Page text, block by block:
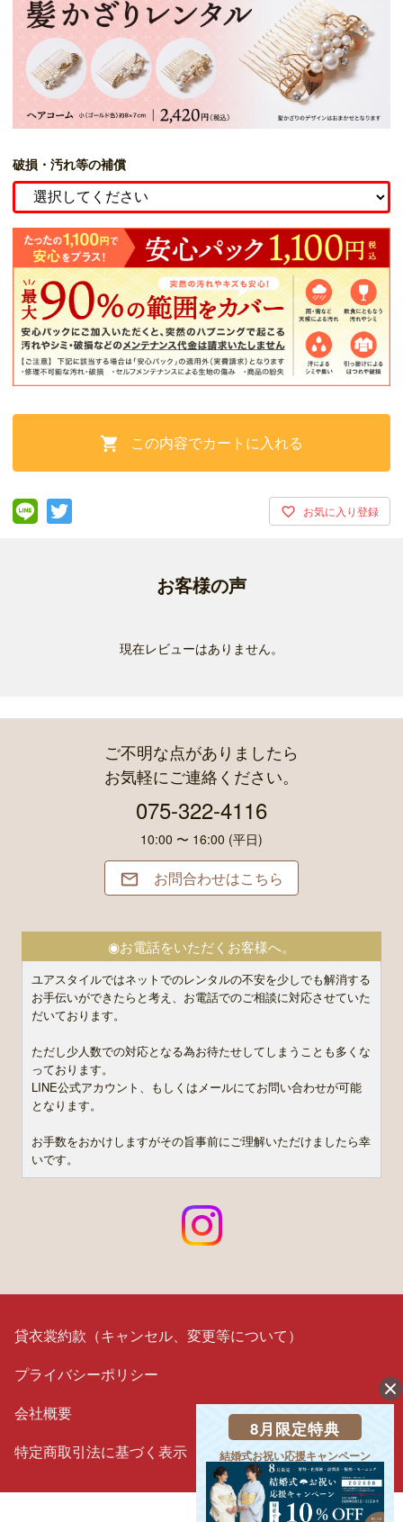
破損・汚れ等の補償
 この内容でカートに入れる
お客様の声
現在レビューはありません。
ご不明な点がありましたら
お気軽にご連絡ください。
075-322-4116
10:00 〜 16:00 (平日)
 お問合わせはこちら
◉お電話をいただくお客様へ。
ユアスタイルではネットでのレンタルの不安を少しでも解消する
お手伝いができたらと考え、お電話でのご相談に対応させていた
だいております。
ただし少人数での対応となる為お待たせしてしまうことも多くな
っております。
LINE公式アカウント、もしくはメールにてお問い合わせが可能
となります。
お手数をおかけしますがその旨事前にご理解いただけましたら幸
いです。
貸衣裳約款（キャンセル、変更等について）
プライバシーポリシー
会社概要
特定商取引法に基づく表示
8月限定特典
結婚式お祝い応援キャンペーン